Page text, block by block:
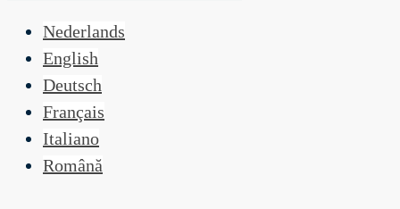
Nederlands
English
Deutsch
Français
Italiano
Română